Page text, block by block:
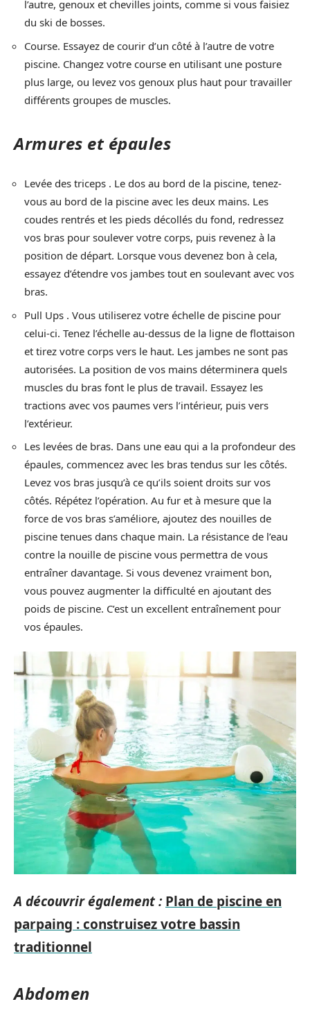
l’autre, genoux et chevilles joints, comme si vous faisiez
du ski de bosses.
Course. Essayez de courir d’un côté à l’autre de votre
piscine. Changez votre course en utilisant une posture
plus large, ou levez vos genoux plus haut pour travailler
différents groupes de muscles.
Armures et épaules
Levée des triceps . Le dos au bord de la piscine, tenez-
vous au bord de la piscine avec les deux mains. Les
coudes rentrés et les pieds décollés du fond, redressez
vos bras pour soulever votre corps, puis revenez à la
position de départ. Lorsque vous devenez bon à cela,
essayez d’étendre vos jambes tout en soulevant avec vos
bras.
Pull Ups . Vous utiliserez votre échelle de piscine pour
celui-ci. Tenez l’échelle au-dessus de la ligne de flottaison
et tirez votre corps vers le haut. Les jambes ne sont pas
autorisées. La position de vos mains déterminera quels
muscles du bras font le plus de travail. Essayez les
tractions avec vos paumes vers l’intérieur, puis vers
l’extérieur.
Les levées de bras. Dans une eau qui a la profondeur des
épaules, commencez avec les bras tendus sur les côtés.
Levez vos bras jusqu’à ce qu’ils soient droits sur vos
côtés. Répétez l’opération. Au fur et à mesure que la
force de vos bras s’améliore, ajoutez des nouilles de
piscine tenues dans chaque main. La résistance de l’eau
contre la nouille de piscine vous permettra de vous
entraîner davantage. Si vous devenez vraiment bon,
vous pouvez augmenter la difficulté en ajoutant des
poids de piscine. C’est un excellent entraînement pour
vos épaules.
A découvrir également : Plan de piscine en
parpaing : construisez votre bassin
traditionnel
Abdomen